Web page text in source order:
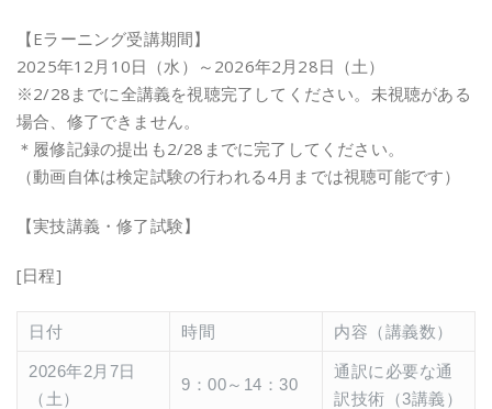
【Eラーニング受講期間】
2025年12月10日（水）～2026年2月28日（土）
※2/28までに全講義を視聴完了してください。未視聴がある
場合、修了できません。
＊履修記録の提出も2/28までに完了してください。
（動画自体は検定試験の行われる4月までは視聴可能です）
【実技講義・修了試験】
[日程]
日付 時間 内容（講義数）
2026年2月7日
（土）
9：00～14：30
通訳に必要な通
訳技術（3講義）